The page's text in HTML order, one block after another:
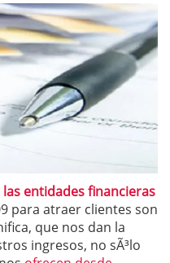
las entidades financieras
para atraer clientes son
que nos dan la
ingresos, no sÃ³lo